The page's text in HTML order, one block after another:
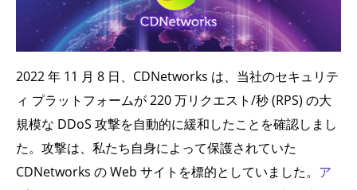
2022 年 11 月 8 日、CDNetworks は、当社のセキュリテ
ィ プラットフォームが 220 万リクエスト/秒 (RPS) の大
規模な DDoS 攻撃を自動的に緩和したことを確認しまし
た。攻撃は、私たち自身によって保護されていた
CDNetworks の Web サイトを標的としていました。 ア